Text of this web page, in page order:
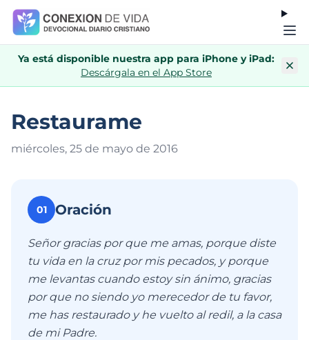
Ya está disponible nuestra app para iPhone y iPad:
Descárgala en el App Store
Restaurame
miércoles, 25 de mayo de 2016
01 Oración
Señor gracias por que me amas, porque diste
tu vida en la cruz por mis pecados, y porque
me levantas cuando estoy sin ánimo, gracias
por que no siendo yo merecedor de tu favor,
me has restaurado y he vuelto al redil, a la casa
de mi Padre.